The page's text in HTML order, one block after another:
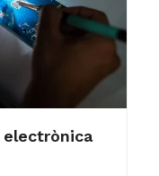
electrònica